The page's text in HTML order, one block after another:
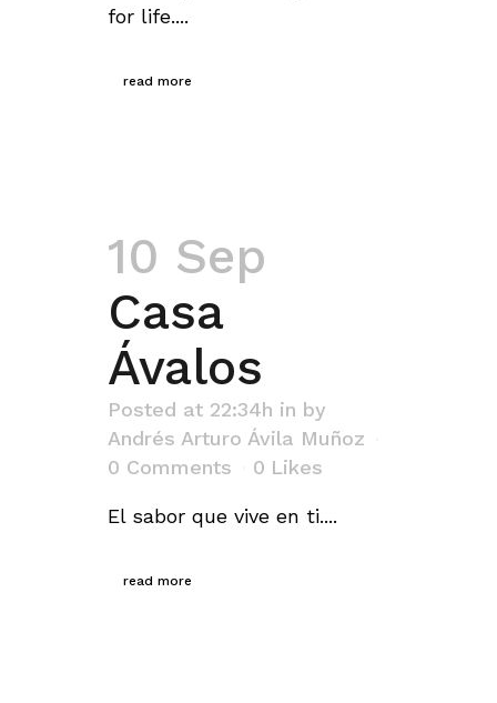
for life....
read more
10 Sep
Casa
Ávalos
Posted at 22:34h in by
Andrés Arturo Ávila Muñoz
0 Comments
0 Likes
El sabor que vive en ti....
read more